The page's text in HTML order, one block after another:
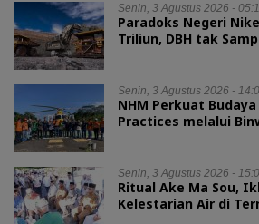
Senin, 3 Agustus 2026 -
Paradoks Negeri
Triliun, DBH tak
Senin, 3 Agustus 2026 -
NHM Perkuat
Practices melalui
Senin, 3 Agustus 2026 -
Ritual Ake Ma Sou,
Kelestarian Air di